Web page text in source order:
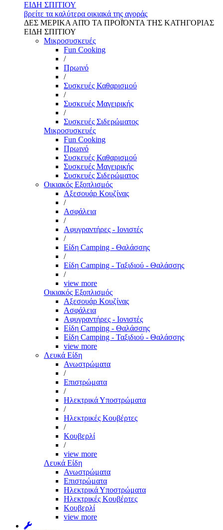
ΕΙΔΗ ΣΠΙΤΙΟΥ
βρείτε τα καλύτερα οικιακά της αγοράς
ΔΕΣ ΜΕΡΙΚΑ ΑΠΌ ΤΑ ΠΡΟΪΌΝΤΑ ΤΗΣ ΚΑΤΗΓΟΡΙΑΣ
ΕΙΔΗ ΣΠΙΤΙΟΥ
Μικροσυσκευές
Fun Cooking
/
Πρωινό
/
Συσκευές Καθαρισμού
/
Συσκευές Μαγειρικής
/
Συσκευές Σιδερώματος
Μικροσυσκευές
Fun Cooking
Πρωινό
Συσκευές Καθαρισμού
Συσκευές Μαγειρικής
Συσκευές Σιδερώματος
Οικιακός Εξοπλισμός
Αξεσουάρ Κουζίνας
/
Ασφάλεια
/
Αφυγραντήρες - Ιονιστές
/
Είδη Camping - Θαλάσσης
/
Είδη Camping - Ταξιδιού - Θαλάσσης
/
view more
Οικιακός Εξοπλισμός
Αξεσουάρ Κουζίνας
Ασφάλεια
Αφυγραντήρες - Ιονιστές
Είδη Camping - Θαλάσσης
Είδη Camping - Ταξιδιού - Θαλάσσης
view more
Λευκά Είδη
Ανωστρώματα
/
Επιστρώματα
/
Ηλεκτρικά Υποστρώματα
/
Ηλεκτρικές Κουβέρτες
/
Κουβερλί
/
view more
Λευκά Είδη
Ανωστρώματα
Επιστρώματα
Ηλεκτρικά Υποστρώματα
Ηλεκτρικές Κουβέρτες
Κουβερλί
view more